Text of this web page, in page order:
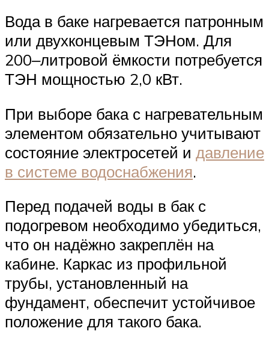
Вода в баке нагревается патронным
или двухконцевым ТЭНом. Для
200‒литровой ёмкости потребуется
ТЭН мощностью 2,0 кВт.
При выборе бака с нагревательным
элементом обязательно учитывают
состояние электросетей и давление
в системе водоснабжения.
Перед подачей воды в бак с
подогревом необходимо убедиться,
что он надёжно закреплён на
кабине. Каркас из профильной
трубы, установленный на
фундамент, обеспечит устойчивое
положение для такого бака.